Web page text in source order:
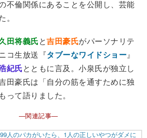
不倫関係にあることを公開し、芸能
。
田将義氏 と吉田豪氏がパーソナリテ
コ生放送『タブーなワイドショー 』
紀氏 とともに言及。小泉氏が独立し
田豪氏は「自分の筋を通すために独
って語りました。
―関連記事―